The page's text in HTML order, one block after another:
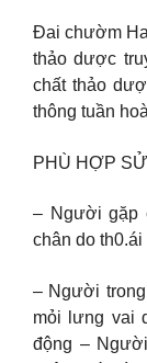
Đai chườm
thảo dược
chất thảo
thông tuần
PHÙ HỢP
– Người gặp
chân do th0.ái
– Người
mỏi lưng vai
động –